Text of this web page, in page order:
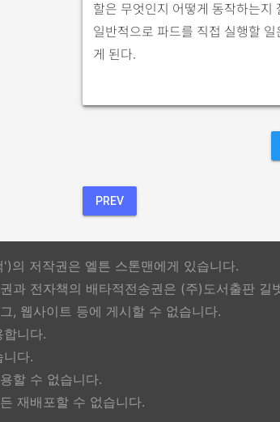
할은 무엇인지 어떻게 동작하는
일반적으로 파드를 직접 실행할
게 된다.
PREV
의 저작권은 엘튼 스톤맨에게 있습니다.
과 전자책의 배타적전송권은 (주)도서출판 길
, 웹사이트 등에 게시할 수 없습니다.
니다.
다.
할 수 없습니다.
재배포할 수 없습니다.